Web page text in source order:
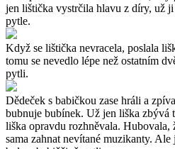
jen lištička vystrčila hlavu z díry, už
pytle.
Když se lištička nevracela, poslala
tomu se nevedlo lépe než ostatním
pytli.
Dědeček s babičkou zase hráli a
bubnuje bubínek. Už jen liška zbývá
liška opravdu rozhněvala. Hubovala,
sama zahnat nevítané muzikanty.